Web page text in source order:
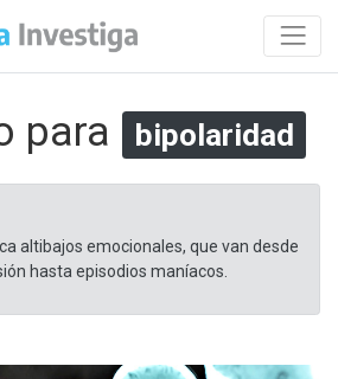
para bipolaridad
altibajos emocionales, que van desde
hasta episodios maníacos.